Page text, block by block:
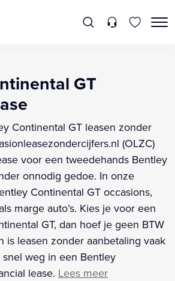
GT
Continental GT leasen zonder
(OLZC)
voor een tweedehands Bentley
onnodig gedoe. In onze
Continental GT occasions,
marge auto’s. Kies je voor een
GT, dan hoef je geen BTW
is leasen zonder aanbetaling vaak
weg in een Bentley
lease. Lees meer